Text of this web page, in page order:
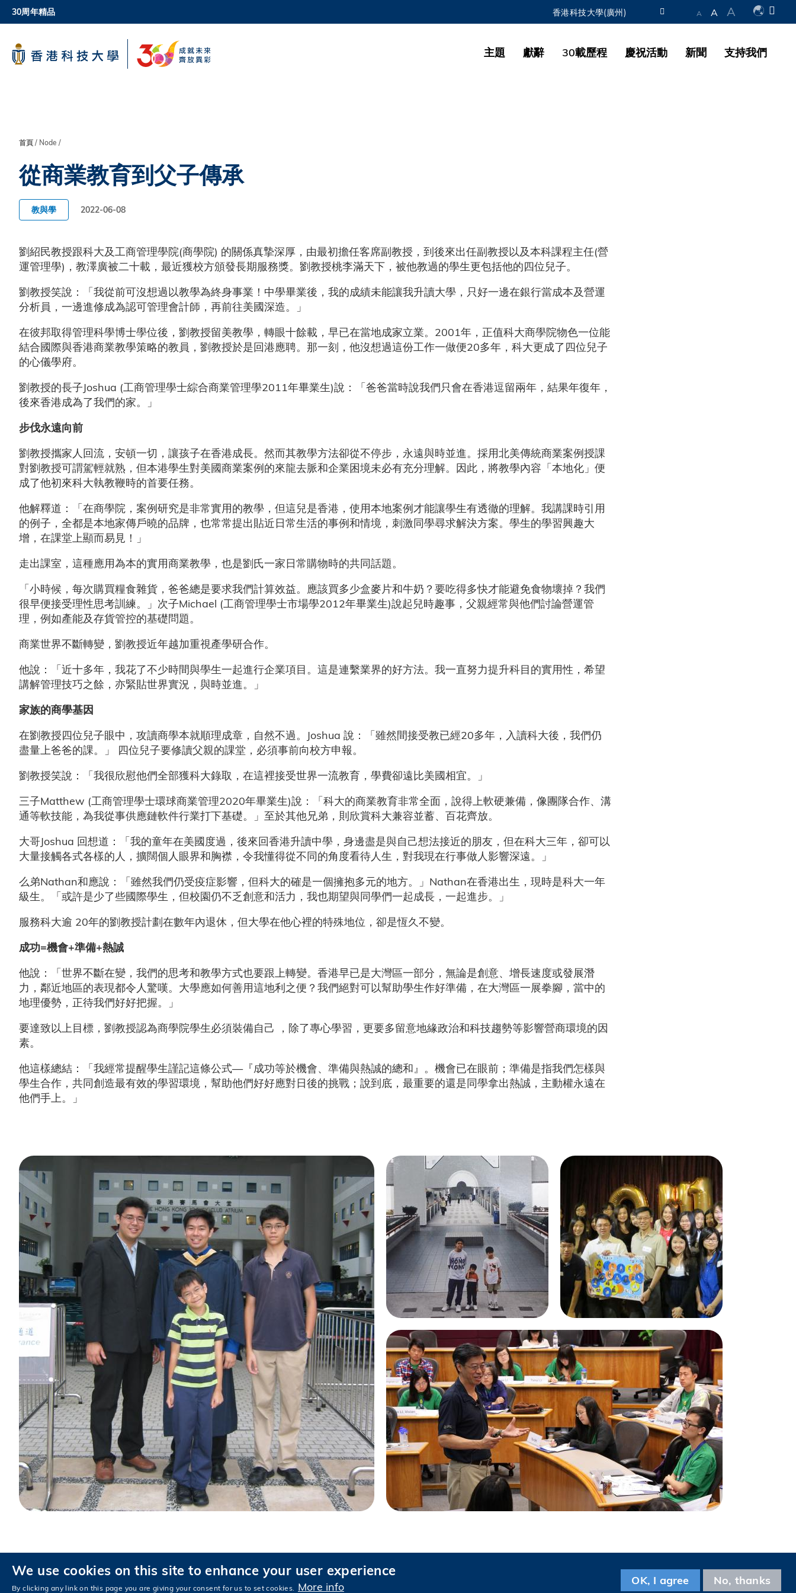
Skip
to
content
更多科大概覽
科大新聞 生活@科大 圖書館
30周年精品 香港科技大學(廣州) A A A
主題 獻辭 30載歷程 慶祝活動 新聞 支持我們
導
航
連
首頁 Node
從商業教育到父子傳承
教與學 2022-06-08
劉紹民教授跟科大及工商管理學院(商學院) 的關係真摯深厚，由最初擔任客席副教授，到後來出任副教授以及本科課程主任(營
運管理學)，教澤廣被二十載，最近獲校方頒發長期服務獎。劉教授桃李滿天下，被他教過的學生更包括他的四位兒子。
劉教授笑說：「我從前可沒想過以教學為終身事業！中學畢業後，我的成績未能讓我升讀大學，只好一邊在銀行當成本及營運
分析員，一邊進修成為認可管理會計師，再前往美國深造。」
在彼邦取得管理科學博士學位後，劉教授留美教學，轉眼十餘載，早已在當地成家立業。2001年，正值科大商學院物色一位能
結合國際與香港商業教學策略的教員，劉教授於是回港應聘。那一刻，他沒想過這份工作一做便20多年，科大更成了四位兒子
的心儀學府。
劉教授的長子Joshua (工商管理學士綜合商業管理學2011年畢業生)說：「爸爸當時說我們只會在香港逗留兩年，結果年復年，
後來香港成為了我們的家。」
步伐永遠向前
劉教授攜家人回流，安頓一切，讓孩子在香港成長。然而其教學方法卻從不停步，永遠與時並進。採用北美傳統商業案例授課
對劉教授可謂駕輕就熟，但本港學生對美國商業案例的來龍去脈和企業困境未必有充分理解。因此，將教學內容「本地化」便
成了他初來科大執教鞭時的首要任務。
他解釋道：「在商學院，案例研究是非常實用的教學，但這兒是香港，使用本地案例才能讓學生有透徹的理解。我講課時引用
的例子，全都是本地家傳戶曉的品牌，也常常提出貼近日常生活的事例和情境，刺激同學尋求解決方案。學生的學習興趣大
增，在課堂上顯而易見！」
走出課室，這種應用為本的實用商業教學，也是劉氏一家日常購物時的共同話題。
「小時候，每次購買糧食雜貨，爸爸總是要求我們計算效益。應該買多少盒麥片和牛奶？要吃得多快才能避免食物壞掉？我們
很早便接受理性思考訓練。」次子Michael (工商管理學士市場學2012年畢業生)說起兒時趣事，父親經常與他們討論營運管
理，例如產能及存貨管控的基礎問題。
商業世界不斷轉變，劉教授近年越加重視產學研合作。
他說：「近十多年，我花了不少時間與學生一起進行企業項目。這是連繫業界的好方法。我一直努力提升科目的實用性，希望
講解管理技巧之餘，亦緊貼世界實況，與時並進。」
家族的商學基因
在劉教授四位兒子眼中，攻讀商學本就順理成章，自然不過。Joshua 說：「雖然間接受教已經20多年，入讀科大後，我們仍
盡量上爸爸的課。」 四位兒子要修讀父親的課堂，必須事前向校方申報。
劉教授笑說：「我很欣慰他們全部獲科大錄取，在這裡接受世界一流教育，學費卻遠比美國相宜。」
三子Matthew (工商管理學士環球商業管理2020年畢業生)說：「科大的商業教育非常全面，說得上軟硬兼備，像團隊合作、溝
通等軟技能，為我從事供應鏈軟件行業打下基礎。」至於其他兄弟，則欣賞科大兼容並蓄、百花齊放。
大哥Joshua 回想道：「我的童年在美國度過，後來回香港升讀中學，身邊盡是與自己想法接近的朋友，但在科大三年，卻可以
大量接觸各式各樣的人，擴闊個人眼界和胸襟，令我懂得從不同的角度看待人生，對我現在行事做人影響深遠。」
么弟Nathan和應說：「雖然我們仍受疫症影響，但科大的確是一個擁抱多元的地方。」Nathan在香港出生，現時是科大一年
級生。「或許是少了些國際學生，但校園仍不乏創意和活力，我也期望與同學們一起成長，一起進步。」
服務科大逾 20年的劉教授計劃在數年內退休，但大學在他心裡的特殊地位，卻是恆久不變。
成功=機會+準備+熱誠
他說：「世界不斷在變，我們的思考和教學方式也要跟上轉變。香港早已是大灣區一部分，無論是創意、增長速度或發展潛
力，鄰近地區的表現都令人驚嘆。大學應如何善用這地利之便？我們絕對可以幫助學生作好準備，在大灣區一展拳腳，當中的
地理優勢，正待我們好好把握。」
要達致以上目標，劉教授認為商學院學生必須裝備自己 ，除了專心學習，更要多留意地緣政治和科技趨勢等影響營商環境的因
素。
他這樣總結：「我經常提醒學生謹記這條公式—『成功等於機會、準備與熱誠的總和』。機會已在眼前；準備是指我們怎樣與
學生合作，共同創造最有效的學習環境，幫助他們好好應對日後的挑戰；說到底，最重要的還是同學拿出熱誠，主動權永遠在
他們手上。」
私隱政策
無障礙瀏覽
© 版權屬香港科技大學所有
FacebookLinkedInInstagramYoutubeTencentWechat
We use cookies on this site to enhance your user experience
By clicking any link on this page you are giving your consent for us to set cookies. More info OK, I agree No, thanks